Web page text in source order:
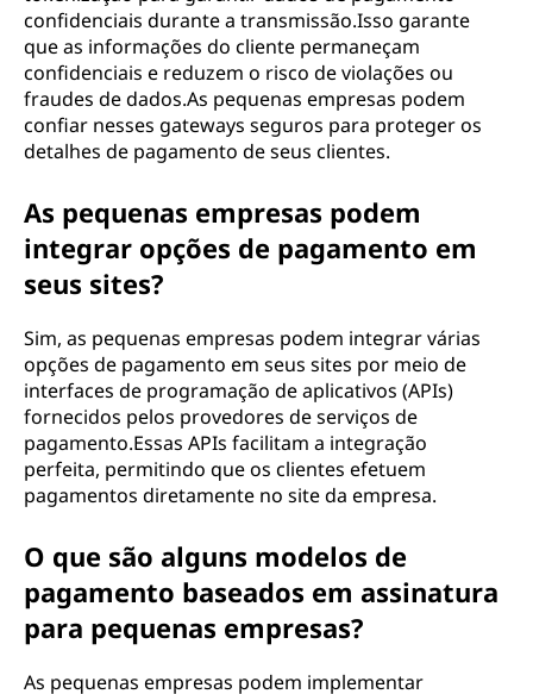
confidenciais durante a transmissão.Isso garante
que as informações do cliente permaneçam
confidenciais e reduzem o risco de violações ou
fraudes de dados.As pequenas empresas podem
confiar nesses gateways seguros para proteger os
detalhes de pagamento de seus clientes.
As pequenas empresas podem
integrar opções de pagamento em
seus sites?
Sim, as pequenas empresas podem integrar várias
opções de pagamento em seus sites por meio de
interfaces de programação de aplicativos (APIs)
fornecidos pelos provedores de serviços de
pagamento.Essas APIs facilitam a integração
perfeita, permitindo que os clientes efetuem
pagamentos diretamente no site da empresa.
O que são alguns modelos de
pagamento baseados em assinatura
para pequenas empresas?
As pequenas empresas podem implementar